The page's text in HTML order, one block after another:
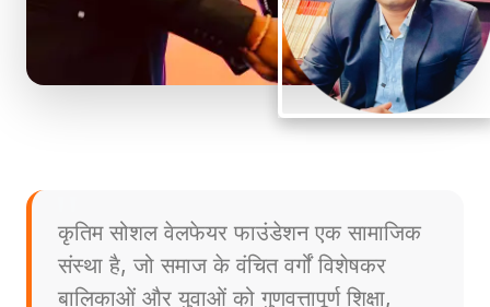
कृतिम सोशल वेलफेयर फाउंडेशन एक सामाजिक
संस्था है, जो समाज के वंचित वर्गों विशेषकर
बालिकाओं और युवाओं को गुणवत्तापूर्ण शिक्षा,